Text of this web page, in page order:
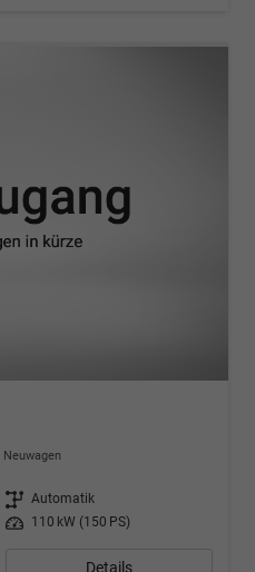
Neuwagen
Getriebe Automatik
Leistung 110 kW (150 PS)
Details